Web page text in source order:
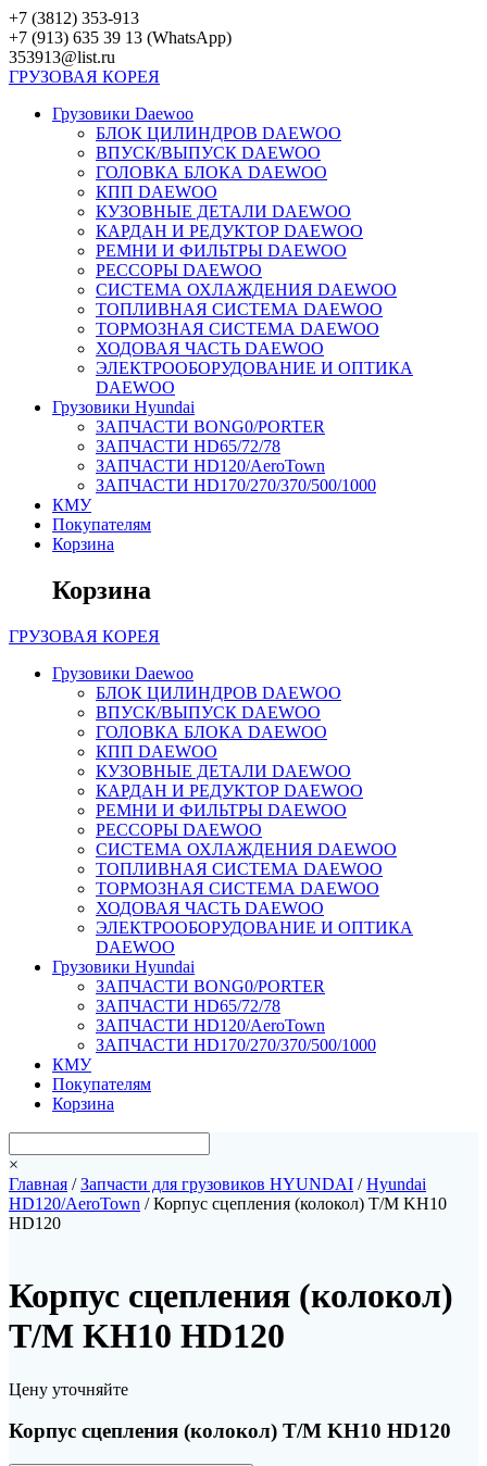
Перейти
к
контенту
+7 (3812) 353-913
+7 (913) 635 39 13 (WhatsApp)
353913@list.ru
ГРУЗОВАЯ КОРЕЯ
Грузовики Daewoo
БЛОК ЦИЛИНДРОВ DAEWOO
ВПУСК/ВЫПУСК DAEWOO
ГОЛОВКА БЛОКА DAEWOO
КПП DAEWOO
КУЗОВНЫЕ ДЕТАЛИ DAEWOO
КАРДАН И РЕДУКТОР DAEWOO
РЕМНИ И ФИЛЬТРЫ DAEWOO
РЕССОРЫ DAEWOO
СИСТЕМА ОХЛАЖДЕНИЯ DAEWOO
ТОПЛИВНАЯ СИСТЕМА DAEWOO
ТОРМОЗНАЯ СИСТЕМА DAEWOO
ХОДОВАЯ ЧАСТЬ DAEWOO
ЭЛЕКТРООБОРУДОВАНИЕ И ОПТИКА
DAEWOO
Грузовики Hyundai
ЗАПЧАСТИ BONG0/PORTER
ЗАПЧАСТИ HD65/72/78
ЗАПЧАСТИ HD120/AeroTown
ЗАПЧАСТИ HD170/270/370/500/1000
КМУ
Покупателям
Корзина
Корзина
ГРУЗОВАЯ КОРЕЯ
Грузовики Daewoo
БЛОК ЦИЛИНДРОВ DAEWOO
ВПУСК/ВЫПУСК DAEWOO
ГОЛОВКА БЛОКА DAEWOO
КПП DAEWOO
КУЗОВНЫЕ ДЕТАЛИ DAEWOO
КАРДАН И РЕДУКТОР DAEWOO
РЕМНИ И ФИЛЬТРЫ DAEWOO
РЕССОРЫ DAEWOO
СИСТЕМА ОХЛАЖДЕНИЯ DAEWOO
ТОПЛИВНАЯ СИСТЕМА DAEWOO
ТОРМОЗНАЯ СИСТЕМА DAEWOO
ХОДОВАЯ ЧАСТЬ DAEWOO
ЭЛЕКТРООБОРУДОВАНИЕ И ОПТИКА
DAEWOO
Грузовики Hyundai
ЗАПЧАСТИ BONG0/PORTER
ЗАПЧАСТИ HD65/72/78
ЗАПЧАСТИ HD120/AeroTown
ЗАПЧАСТИ HD170/270/370/500/1000
КМУ
Покупателям
Корзина
×
Главная /Запчасти для грузовиков HYUNDAI /Hyundai
HD120/AeroTown / Корпус сцепления (колокол) T/M KH10
HD120
Корпус сцепления (колокол)
T/M KH10 HD120
Цену уточняйте
Корпус сцепления (колокол) T/M KH10 HD120